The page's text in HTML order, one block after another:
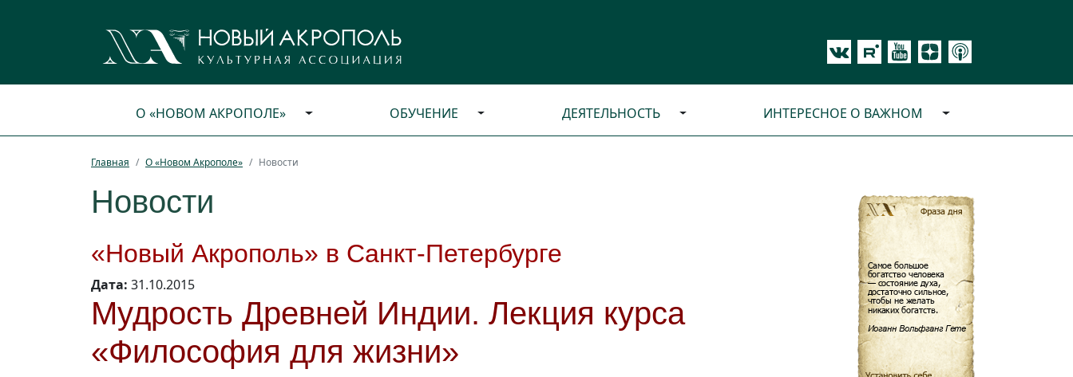
О «НОВОМ АКРОПОЛЕ» ОБУЧЕНИЕ ДЕЯТЕЛЬНОСТЬ ИНТЕРЕСНОЕ О ВАЖНОМ
Главная О «Новом Акрополе» Новости
Новости
«Новый Акрополь» в Санкт-Петербурге
Дата: 31.10.2015
Мудрость Древней Индии. Лекция курса
«Философия для жизни»